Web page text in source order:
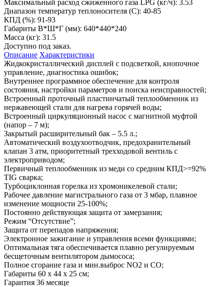
Максимальный расход сжиженного газа LPG (кг/ч): 3.53
Диапазон температур теплоносителя (С): 40-85
КПД (%): 91-93
Габариты В*Ш*Г (мм): 640*440*240
Масса (кг): 31.5
Доступно под заказ.
Описание Характеристики
Жидкокристаллический дисплей с подсветкой, кнопочное
управление, диагностика ошибок;
Внутреннее программное обеспечение для контроля
состояния, настройки параметров и поиска неисправностей;
Встроенный проточный пластинчатый теплообменник из
нержавеющей стали для нагрева горячей воды;
Встроенный циркуляционный насос с магнитной муфтой
(напор – 7 м);
Закрытый расширительный бак – 5.5 л.;
Автоматический воздухоотводчик, предохранительный
клапан 3 атм, приоритетный трехходовой вентиль с
электроприводом;
Первичный теплообменник из меди со средним КПД>=92%
TIG сварка;
Турбоциклонная горелка из хромоникелевой стали;
Рабочее давление магистрального газа от 3 мбар, плавное
изменение мощности 25-100%;
Постоянно действующая защита от замерзания;
Режим “Отсутствие”;
Защита от перепадов напряжения;
Электронное зажигание и управления всеми функциями;
Оптимальная тяга обеспечивается плавно регулируемым
бесщеточным вентилятором дымососа;
Полное сгорание газа и мин.выброс NO2 и CO;
Габариты 60 х 44 х 25 см;
Гарантия 36 месяце